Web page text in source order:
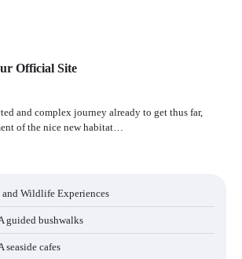
Official Site
and complex journey already to get thus far,
of the nice new habitat…
Wildlife Experiences
guided bushwalks
seaside cafes